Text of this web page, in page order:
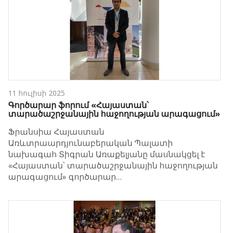
11 հուլիսի 2025
Գործարար ֆորում «Հայաստան՝
տարածաշրջանային հաջողության արագացում»
Ֆրանսիա Հայաստան
Առևտրաարդյունաբերական Պալատի
նախագահ Տիգրան Առաքելյանը մասնակցել է
«Հայաստան՝ տարածաշրջանային հաջողության
արագացում» գործարար…